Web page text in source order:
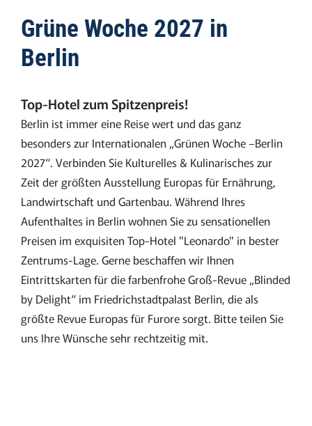
Grüne Woche 2027 in
Berlin
Top-Hotel zum Spitzenpreis!
Berlin ist immer eine Reise wert und das ganz
besonders zur Internationalen „Grünen Woche –Berlin
2027“. Verbinden Sie Kulturelles & Kulinarisches zur
Zeit der größten Ausstellung Europas für Ernährung,
Landwirtschaft und Gartenbau. Während Ihres
Aufenthaltes in Berlin wohnen Sie zu sensationellen
Preisen im exquisiten Top-Hotel "Leonardo" in bester
Zentrums-Lage. Gerne beschaffen wir Ihnen
Eintrittskarten für die farbenfrohe Groß-Revue „Blinded
by Delight“ im Friedrichstadtpalast Berlin, die als
größte Revue Europas für Furore sorgt. Bitte teilen Sie
uns Ihre Wünsche sehr rechtzeitig mit.